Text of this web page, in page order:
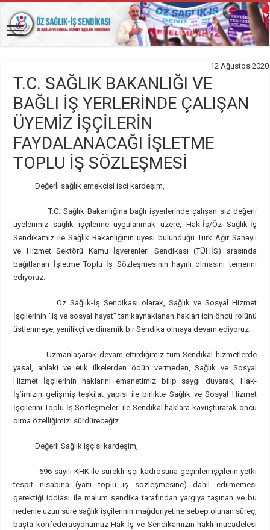
12 Ağustos 2020
T.C. SAĞLIK BAKANLIĞI VE
BAĞLI İŞ YERLERİNDE ÇALIŞAN
ÜYEMİZ İŞÇİLERİN
FAYDALANACAĞI İŞLETME
TOPLU İŞ SÖZLEŞMESİ
Değerli sağlık emekçisi işçi kardeşim,
T.C. Sağlık Bakanlığına bağlı işyerlerinde çalışan siz değerli
üyelerimiz sağlık işçilerine uygulanmak üzere, Hak-İş/Öz Sağlık-İş
Sendikamız ile Sağlık Bakanlığının üyesi bulunduğu Türk Ağır Sanayii
ve Hizmet Sektörü Kamu İşverenleri Sendikası (TÜHİS) arasında
bağıtlanan İşletme Toplu İş Sözleşmesinin hayırlı olmasını temenni
ediyoruz.
Öz Sağlık-İş Sendikası olarak, Sağlık ve Sosyal Hizmet
İşçilerinin ‘‘iş ve sosyal hayat’’ tan kaynaklanan hakları için öncü rolünü
üstlenmeye, yenilikçi ve dinamik bir Sendika olmaya devam ediyoruz.
Uzmanlaşarak devam ettirdiğimiz tüm Sendikal hizmetlerde
yasal, ahlaki ve etik ilkelerden ödün vermeden, Sağlık ve Sosyal
Hizmet İşçilerinin haklarını emanetimiz bilip saygı duyarak, Hak-
İş’imizin gelişmiş teşkilat yapısı ile birlikte Sağlık ve Sosyal Hizmet
İşçilerini Toplu İş Sözleşmeleri ile Sendikal haklara kavuşturarak öncü
olma özelliğimizi sürdüreceğiz.
Değerli Sağlık işçisi kardeşim,
696 sayılı KHK ile sürekli işçi kadrosuna geçirilen işçilerin yetki
tespit nisabına (yani toplu iş sözleşmesine) dahil edilmemesi
gerektiği iddiası ile malum sendika tarafından yargıya taşınan ve bu
nedenle uzun süre sağlık işçilerinin mağduriyetine sebep olunan süreç,
başta konfederasyonumuz Hak-İş ve Sendikamızın haklı mücadelesi